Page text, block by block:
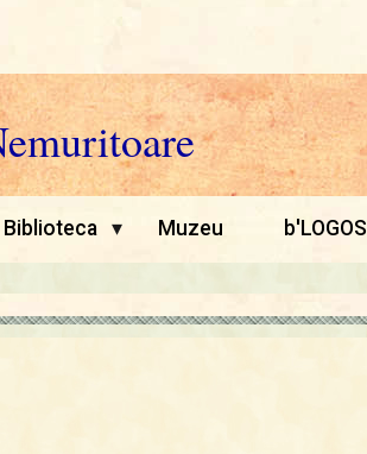
Biblioteca ▾ Muzeu b'LOGOS